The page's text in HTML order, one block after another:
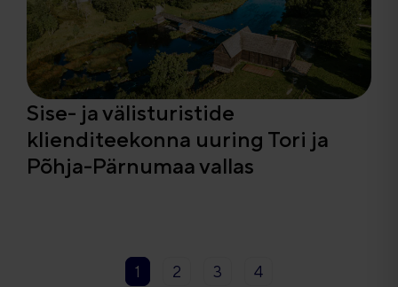
Sise- ja välisturistide
klienditeekonna uuring Tori ja
Põhja-Pärnumaa vallas
1 2 3 4